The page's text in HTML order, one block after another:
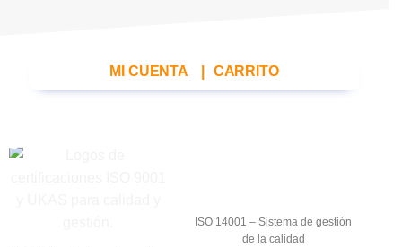
MI CUENTA CARRITO
ISO 14001 – Sistema de gestión
de la calidad